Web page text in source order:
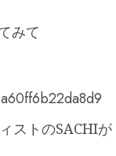
みて
ストのSACHIが